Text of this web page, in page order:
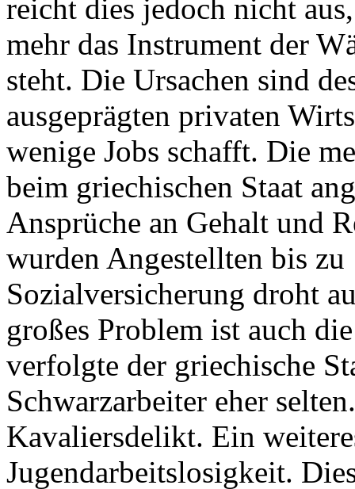
reicht dies jedoch nicht
mehr das Instrument der
steht. Die Ursachen sind
ausgeprägten privaten
wenige Jobs schafft. Die
beim griechischen Staat
Ansprüche an Gehalt und
wurden Angestellten bis
Sozialversicherung droht
großes Problem ist auch
verfolgte der griechische
Schwarzarbeiter eher
Kavaliersdelikt. Ein
Jugendarbeitslosigkeit.